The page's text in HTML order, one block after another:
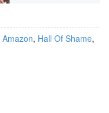
Amazon, Hall Of Shame,